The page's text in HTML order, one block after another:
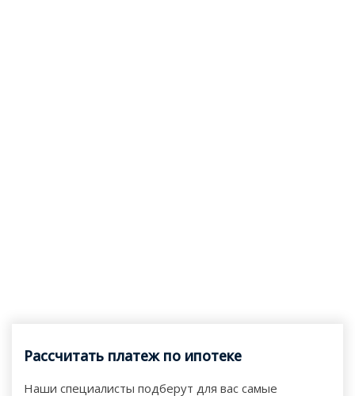
Рассчитать платеж по ипотеке
Наши специалисты подберут для вас самые